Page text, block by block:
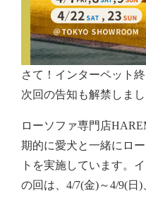
さて！インターペット
次回の告知も解禁しまし
ローソファ専門店
期的に愛犬と一緒にロ
トを実施しています。
の回は、4/7(金)～4/9(日